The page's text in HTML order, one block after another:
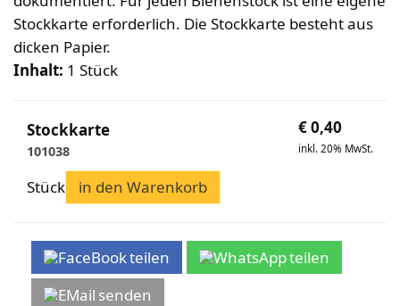
Wabenhonigwelt
Rähmchen & Zubehör
Diverses
Lagerung
Propolisernte
Pollenernte
Stockwaagen
Bienenluft
Fachliteratur
Bienengesundheit
Bienenweide
Honig & Bienenprodukte
Königinnenzucht
Mundhygiene
Geschenke/Diverses
Stockkarte erforderlich. Die Stockkarte besteht aus
dicken Papier.
Inhalt: 1 Stück
Stockkarte
101038
€0,40
inkl. 20% MwSt.
Stück in den Warenkorb
teilen
teilen
senden